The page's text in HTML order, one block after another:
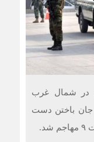
در شمال غرب
جان باختن دست